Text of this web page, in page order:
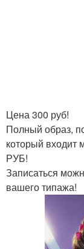
Цена 300 руб!
Полный образ,
который входит
РУБ!
Записаться
вашего типажа!